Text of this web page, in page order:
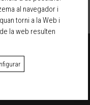
al navegador i
torni a la Web i
la web resulten